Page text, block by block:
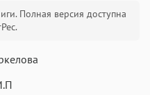
Полная версия доступна